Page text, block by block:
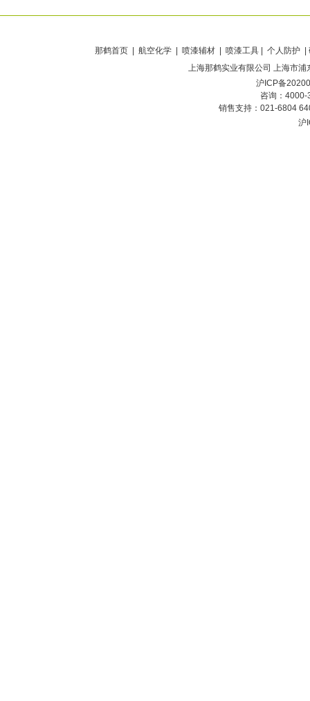
那鹤首页
| 航空化学 | 喷漆辅材 | 喷漆工具 | 个人防
上海那鹤实业有限公司 上海市浦
沪ICP备
咨询：
销售支持：021-6804
沪